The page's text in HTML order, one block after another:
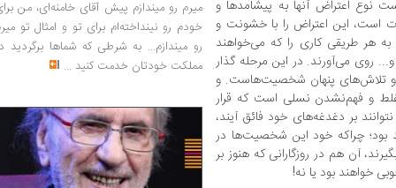
اعتراض آنها به پیشامدها و
است، این اعتراض را با خشونت و
هر طریقی کاری را که می‌خواهند
و... روی می‌آورند. در این مرحله‌ گذار
و تلاش‌های پنهان شخصیت‌هاست. و
و فهم‌نشدن نسلی ا‌ست که قرار
بر دغدغه‌های خود فائق آیند‌،
بود؛ چراکه خود این شخصیت‌ها در
آن‌ هم در روزگارانی که هنوز بر
خواهند بود یا نه!
میرم رو میندازم پیش آقای خامنه‌ای، من
خودم رو نینداخته‌ام برای تو و امثال تو
رو میندازم... به شرطی که شماها برگردید
مملکت خودتان خدمت کنید ...